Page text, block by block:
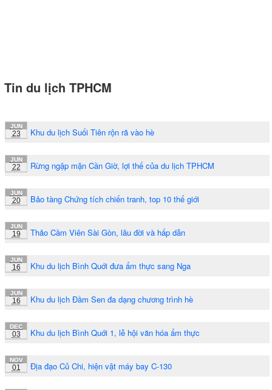
Tin du lịch TPHCM
JUN
23 Khu du lịch Suối Tiên rộn rã vào hè
JUN
22 Rừng ngập mặn Cần Giờ, lợi thế của du lịch TPHCM
JUN
20 Bảo tàng Chứng tích chiến tranh, top 10 thế giới
JUN
19 Thảo Cầm Viên Sài Gòn, lâu đời và hấp dẫn
JUN
16 Khu du lịch Bình Quới đưa ẩm thực sang Nga
JUN
16 Khu du lịch Đầm Sen đa dạng chương trình hè
DEC
03 Khu du lịch Bình Quới 1, lễ hội văn hóa ẩm thực
NOV
01 Địa đạo Củ Chi, hiện vật máy bay C-130